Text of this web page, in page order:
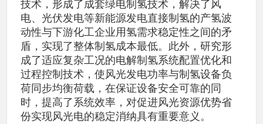
技术，形成了成套绿电制氢技术，解决了风
电、光伏发电等新能源发电直接制氢的产氢波
动性与下游化工企业用氢需求稳定性之间的矛
盾，实现了整体制氢成本最低。此外，研究形
成了适应复杂工况的电解制氢系统配置优化和
过程控制技术，使风光发电功率与制氢设备负
荷同步均衡荷载，在保证设备安全可靠的同
时，提高了系统效率，对促进风光资源优势省
份实现风光电的稳定消纳具有重要意义。